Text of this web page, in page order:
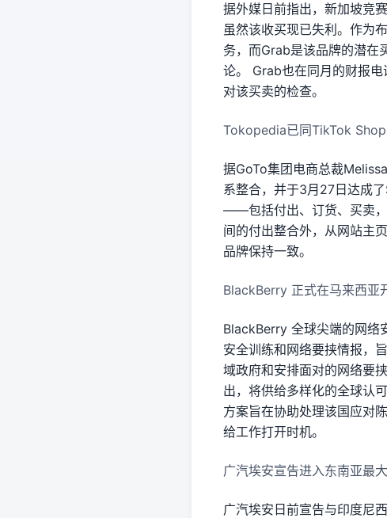
据外媒日前指出，新加坡竞
虽然该收买现已失利。作为
务，而Grab是该品牌的潜在
论。 Grab也在同月的财报
对该买卖的检查。
Tokopedia已同TikTok Shop
据GoTo集团电商总裁
系整合，并于3月27日达成
——包括付出、订货、买卖
间的付出整合外，从网站主
品牌保持一致。
BlackBerry 正式在马来西亚
BlackBerry 全球尖端的网络
安全训练和网络要挟情报，
域政府和安排面对的网络要
出，将供给多样化的全球认
方案旨在协助处理该国应对
给工作打开时机。
广汽埃安宣告进入东南亚最
广汽埃安日前宣告与印度尼